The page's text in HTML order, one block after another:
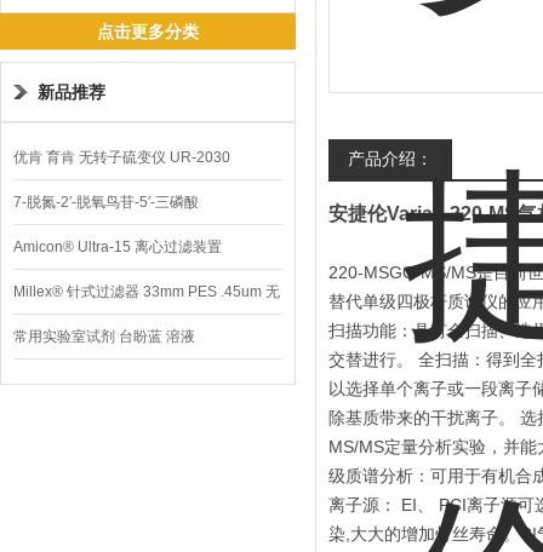
子阱质谱联用仪
点击更多分类
新品推荐
优肯 育肯 无转子硫变仪 UR-2030
7-脱氮-2′-脱氧鸟苷-5′-三磷酸
Amicon® Ultra-15 离心过滤装置
Millex® 针式过滤器 33mm PES .45um 无
菌
常用实验室试剂 台盼蓝 溶液
产品介绍：
安捷伦Varian 220-MS
220-MSGC-MS/MS是目前
替代单级四极杆质谱仪的应
扫描功能：具有全扫描、选
交替进行。 全扫描：得到
以选择单个离子或一段离子
除基质带来的干扰离子。
MS/MS定量分析实验，并
级质谱分析：可用于有机合
离子源： EI、 PCI离子源可
染,大大的增加灯丝寿命。